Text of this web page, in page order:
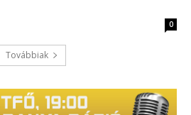
0
Továbbiak